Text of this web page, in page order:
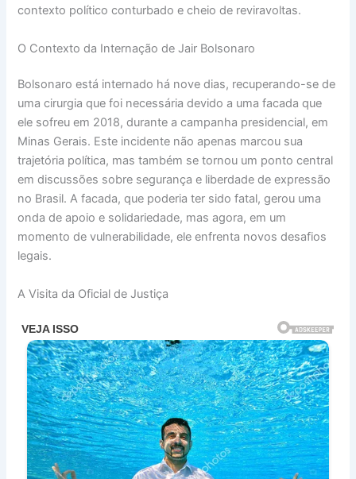
contexto político conturbado e cheio de reviravoltas.
O Contexto da Internação de Jair Bolsonaro
Bolsonaro está internado há nove dias, recuperando-se de
uma cirurgia que foi necessária devido a uma facada que
ele sofreu em 2018, durante a campanha presidencial, em
Minas Gerais. Este incidente não apenas marcou sua
trajetória política, mas também se tornou um ponto central
em discussões sobre segurança e liberdade de expressão
no Brasil. A facada, que poderia ter sido fatal, gerou uma
onda de apoio e solidariedade, mas agora, em um
momento de vulnerabilidade, ele enfrenta novos desafios
legais.
A Visita da Oficial de Justiça